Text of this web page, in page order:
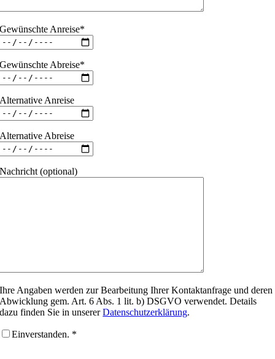
Gewünschte Anreise*
Gewünschte Abreise*
Alternative Anreise
Alternative Abreise
Nachricht (optional)
Ihre Angaben werden zur Bearbeitung Ihrer Kontaktanfrage und deren
Abwicklung gem. Art. 6 Abs. 1 lit. b) DSGVO verwendet. Details
dazu finden Sie in unsererDatenschutzerklärung.
Einverstanden. *